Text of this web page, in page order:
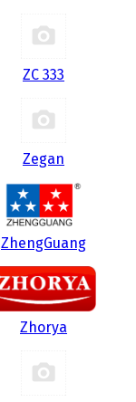
ZC 333
Zegan
ZhengGuang
Zhorya